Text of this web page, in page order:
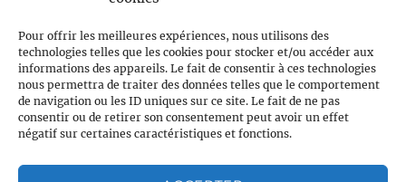
Pour offrir les meilleures expériences, nous utilisons des
technologies telles que les cookies pour stocker et/ou accéder aux
informations des appareils. Le fait de consentir à ces technologies
nous permettra de traiter des données telles que le comportement
de navigation ou les ID uniques sur ce site. Le fait de ne pas
consentir ou de retirer son consentement peut avoir un effet
négatif sur certaines caractéristiques et fonctions.
Tissus japonais
le
sous-
menu
Broderie japonaise
Mode et culture